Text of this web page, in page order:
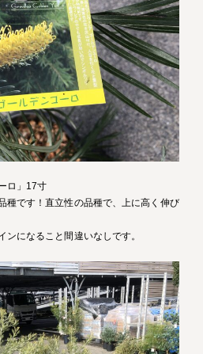
ロ」17寸
種です！直立性の品種で、上に高く伸び
ンになること間違いなしです。